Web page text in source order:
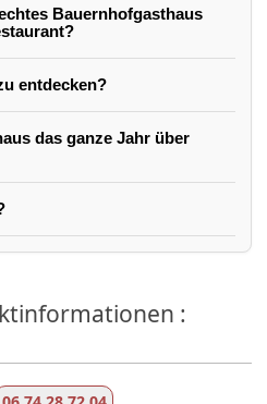
Bauernhofgasthaus
entdecken?
das ganze Jahr über
: